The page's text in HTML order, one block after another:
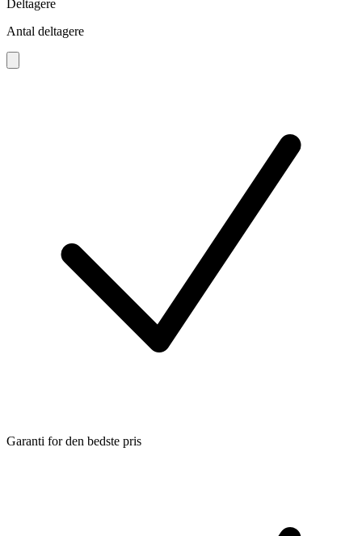
Deltagere
Antal deltagere
Garanti for den bedste pris